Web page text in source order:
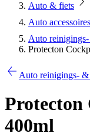
Auto & fiets
Auto accessoires
Auto
Protecton
Auto reinigings- &
400ml